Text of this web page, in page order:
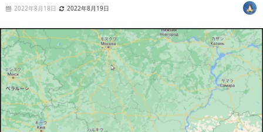
2022年8月18日 2022年8月19日